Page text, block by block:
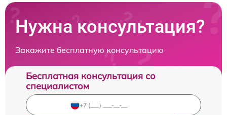
Нужна консультация?
Закажите бесплатную консультацию
Бесплатная консультация со
специалистом